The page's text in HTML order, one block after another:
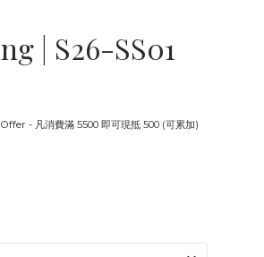
| S26-SS01
- 凡消費滿 5500 即可現抵 500 (可累加)